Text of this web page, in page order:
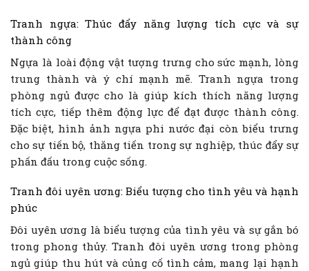
Tranh ngựa: Thúc đẩy năng lượng tích cực và sự
thành công
Ngựa là loài động vật tượng trưng cho sức mạnh, lòng
trung thành và ý chí mạnh mẽ. Tranh ngựa trong
phòng ngủ được cho là giúp kích thích năng lượng
tích cực, tiếp thêm động lực để đạt được thành công.
Đặc biệt, hình ảnh ngựa phi nước đại còn biểu trưng
cho sự tiến bộ, thăng tiến trong sự nghiệp, thúc đẩy sự
phấn đấu trong cuộc sống.
Tranh đôi uyên ương: Biểu tượng cho tình yêu và hạnh
phúc
Đôi uyên ương là biểu tượng của tình yêu và sự gắn bó
trong phong thủy. Tranh đôi uyên ương trong phòng
ngủ giúp thu hút và củng cố tình cảm, mang lại hạnh